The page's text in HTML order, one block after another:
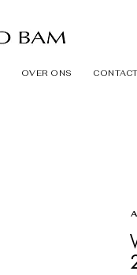
OVER ONS CONTACT